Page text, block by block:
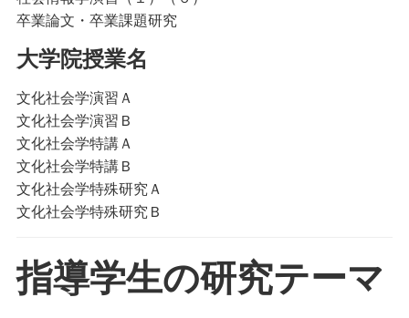
卒業論文・卒業課題研究
大学院授業名
文化社会学演習Ａ
文化社会学演習Ｂ
文化社会学特講Ａ
文化社会学特講Ｂ
文化社会学特殊研究Ａ
文化社会学特殊研究Ｂ
指導学生の研究テーマ